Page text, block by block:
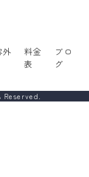
外
料金
表
ブロ
グ